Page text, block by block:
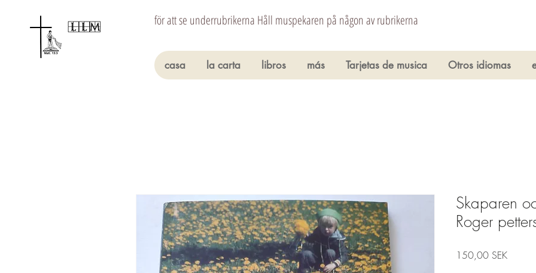
för att se underrubrikerna Håll muspekaren på någon av rubrikerna
casa la carta libros más Tarjetas de musica Otros idiomas
Skaparen
Roger
150,00 SEKPrecio